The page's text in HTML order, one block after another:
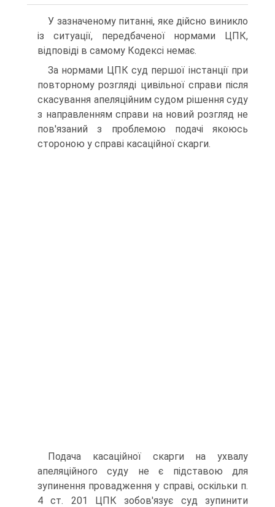
У зазначеному питанні, яке дійсно виникло
із ситуації, передбаченої нормами ЦПК,
відповіді в самому Кодексі немає.
За нормами ЦПК суд першої інстанції при
повторному розгляді цивільної справи після
скасування апеляційним судом рішення суду
з направленням справи на новий розгляд не
пов'язаний з проблемою подачі якоюсь
стороною у справі касаційної скарги.
Подача касаційної скарги на ухвалу
апеляційного суду не є підставою для
зупинення провадження у справі, оскільки п.
4 ст. 201 ЦПК зобов'язує суд зупинити